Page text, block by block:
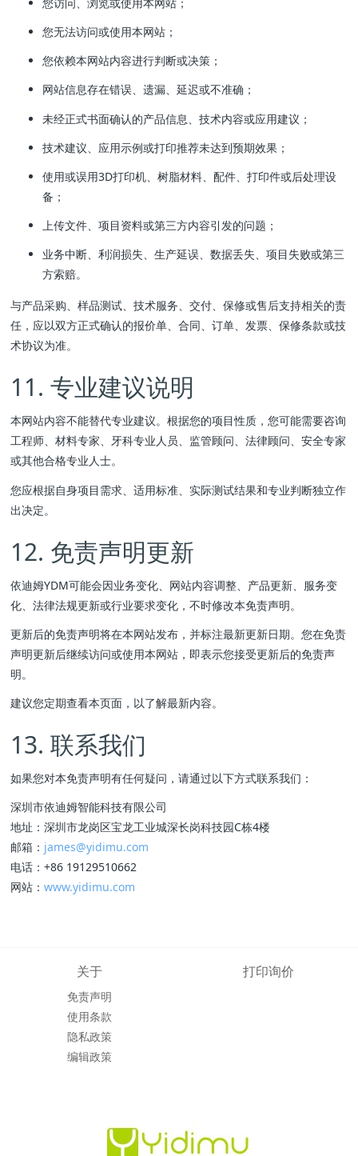
您无法访问或使用本网站；
您依赖本网站内容进行判断或决策；
网站信息存在错误、遗漏、延迟或不准确；
未经正式书面确认的产品信息、技术内容或应用建议；
技术建议、应用示例或打印推荐未达到预期效果；
使用或误用3D打印机、树脂材料、配件、打印件或后处理设
备；
上传文件、项目资料或第三方内容引发的问题；
业务中断、利润损失、生产延误、数据丢失、项目失败或第三
方索赔。
与产品采购、样品测试、技术服务、交付、保修或售后支持相关的责
任，应以双方正式确认的报价单、合同、订单、发票、保修条款或技
术协议为准。
11. 专业建议说明
本网站内容不能替代专业建议。根据您的项目性质，您可能需要咨询
工程师、材料专家、牙科专业人员、监管顾问、法律顾问、安全专家
或其他合格专业人士。
您应根据自身项目需求、适用标准、实际测试结果和专业判断独立作
出决定。
12. 免责声明更新
依迪姆YDM可能会因业务变化、网站内容调整、产品更新、服务变
化、法律法规更新或行业要求变化，不时修改本免责声明。
更新后的免责声明将在本网站发布，并标注最新更新日期。您在免责
声明更新后继续访问或使用本网站，即表示您接受更新后的免责声
明。
建议您定期查看本页面，以了解最新内容。
13. 联系我们
如果您对本免责声明有任何疑问，请通过以下方式联系我们：
深圳市依迪姆智能科技有限公司
地址：深圳市龙岗区宝龙工业城深长岗科技园C栋4楼
邮箱： james@yidimu.com
电话：+86 19129510662
网站：www.yidimu.com
关于
免责声明
使用条款
隐私政策
编辑政策
打印询价